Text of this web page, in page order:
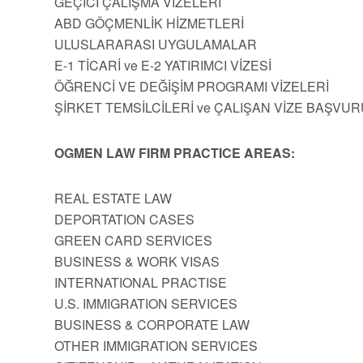
ABD GÖÇMENLİK HİZMETLERİ
ULUSLARARASI UYGULAMALAR
E-1 TİCARİ ve E-2 YATIRIMCI VİZESİ
ÖĞRENCİ VE DEĞİŞİM PROGRAMI VİZELERİ
ŞİRKET TEMSİLCİLERİ ve ÇALIŞAN VİZE
OGMEN LAW FIRM PRACTICE AREAS:
REAL ESTATE LAW
DEPORTATION CASES
GREEN CARD SERVICES
BUSINESS & WORK VISAS
INTERNATIONAL PRACTISE
U.S. IMMIGRATION SERVICES
BUSINESS & CORPORATE LAW
OTHER IMMIGRATION SERVICES